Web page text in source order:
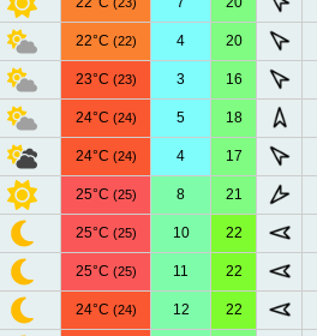
22°C (22) 4 20
23°C (23) 3 16
24°C (24) 5 18
24°C (24) 4 17
25°C (25) 8 21
25°C (25) 10 22
25°C (25) 11 22
24°C (24) 12 22